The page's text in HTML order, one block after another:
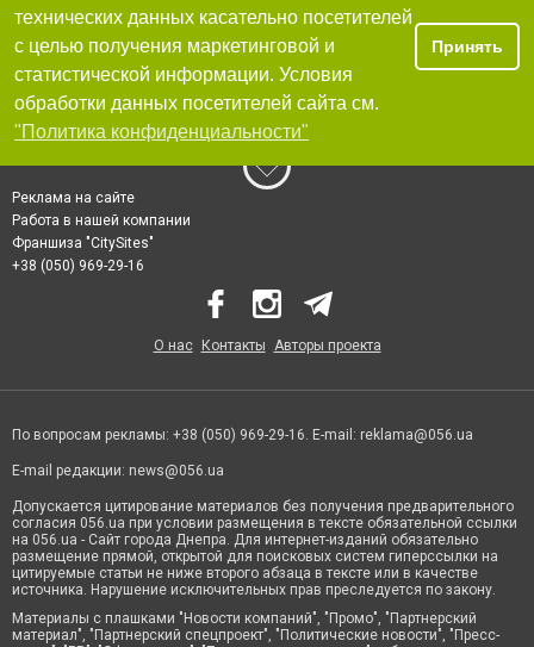
технических данных касательно посетителей
с целью получения маркетинговой и
статистической информации. Условия
обработки данных посетителей сайта см.
"Политика конфиденциальности"
Принять
Реклама на сайте
Работа в нашей компании
Франшиза "CitySites"
+38 (050) 969-29-16
О нас Контакты Авторы проекта
По вопросам рекламы: +38 (050) 969-29-16. E-mail: reklama@056.ua
E-mail редакции: news@056.ua
Допускается цитирование материалов без получения предварительного
согласия 056.ua при условии размещения в тексте обязательной ссылки
на 056.ua - Сайт города Днепра. Для интернет-изданий обязательно
размещение прямой, открытой для поисковых систем гиперссылки на
цитируемые статьи не ниже второго абзаца в тексте или в качестве
источника. Нарушение исключительных прав преследуется по закону.
Материалы с плашками "Новости компаний", "Промо", "Партнерский
материал", "Партнерский спецпроект", "Политические новости", "Пресс-